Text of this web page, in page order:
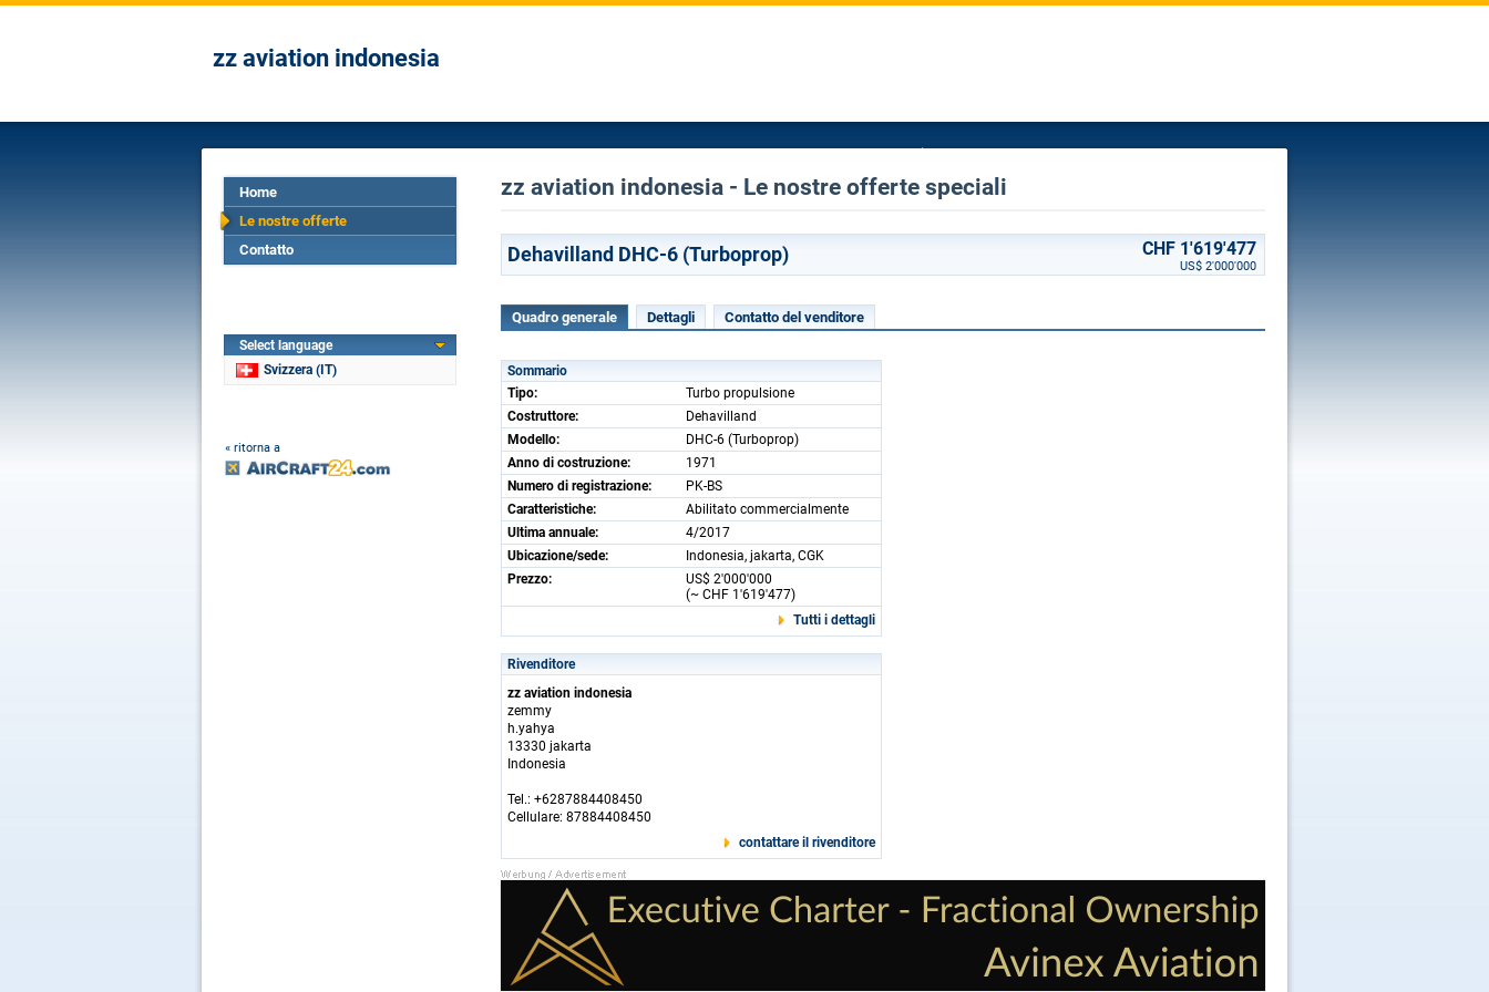
zz aviation indonesia
Home
Le nostre offerte
Contatto
Select language
Svizzera (IT)
« ritorna a
zz aviation indonesia - Le nostre offerte speciali
Dehavilland DHC-6 (Turboprop) CHF 1'619'477
US$ 2'000'000
Quadro generale Dettagli Contatto del venditore
Sommario
Tipo:
Turbo propulsione
Costruttore:
Dehavilland
Modello:
DHC-6 (Turboprop)
Anno di costruzione:
1971
Numero di registrazione:
PK-BS
Caratteristiche:
Abilitato commercialmente
Ultima annuale:
4/2017
Ubicazione/sede:
Indonesia, jakarta, CGK
Prezzo:
US$ 2'000'000
(~ CHF 1'619'477)
Tutti i dettagli
Rivenditore
zz aviation indonesia
zemmy
h.yahya
13330 jakarta
Indonesia
Tel.: +6287884408450
Cellulare: 87884408450
contattare il rivenditore